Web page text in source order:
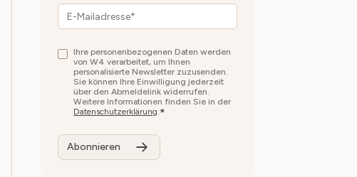
Ihre personenbezogenen Daten werden
von W4 verarbeitet, um Ihnen
personalisierte Newsletter zuzusenden.
Sie können Ihre Einwilligung jederzeit
über den Abmeldelink widerrufen.
Weitere Informationen finden Sie in der
Datenschutzerklärung.*